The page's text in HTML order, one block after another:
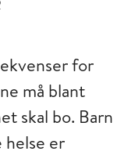
for
må blant
skal bo. Barn
helse er